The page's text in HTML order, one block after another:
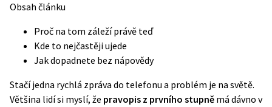
Obsah článku
Proč na tom záleží právě teď
Kde to nejčastěji ujede
Jak dopadnete bez nápovědy
Stačí jedna rychlá zpráva do telefonu a problém je na světě.
Většina lidí si myslí, že pravopis z prvního stupně má dávno v